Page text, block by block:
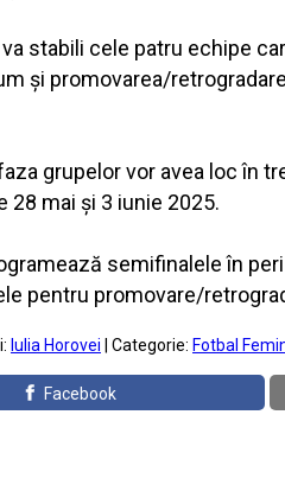
stabili cele patru echipe
și promovarea/
grupelor vor avea loc în
28 mai și 3 iunie 2025.
semifinalele în
pentru promovare/
Iulia Horovei | Categorie: Fotbal
Facebook